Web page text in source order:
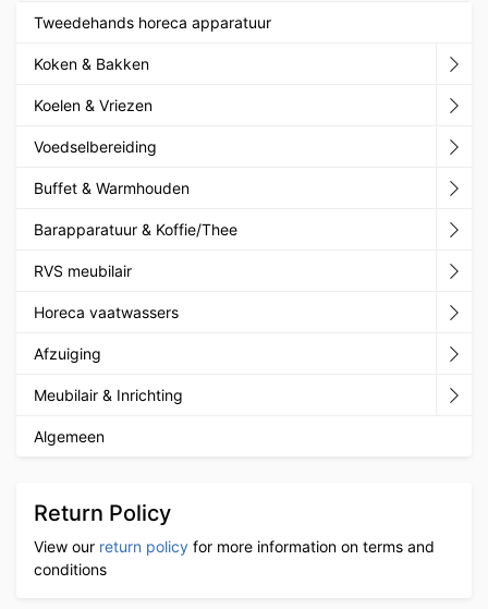
Tweedehands horeca apparatuur
Koken & Bakken
Koelen & Vriezen
Voedselbereiding
Buffet & Warmhouden
Barapparatuur & Koffie/Thee
RVS meubilair
Horeca vaatwassers
Afzuiging
Meubilair & Inrichting
Algemeen
Return Policy
View our return policy for more information on terms and
conditions